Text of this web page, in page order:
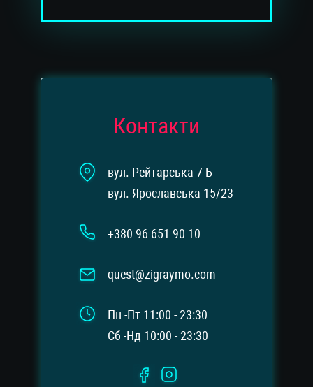
Контакти
вул. Рейтарська 7-Б
вул. Ярославська 15/23
+380 96 651 90 10
quest@zigraymo.com
Пн -Пт 11:00 - 23:30
Сб -Нд 10:00 - 23:30